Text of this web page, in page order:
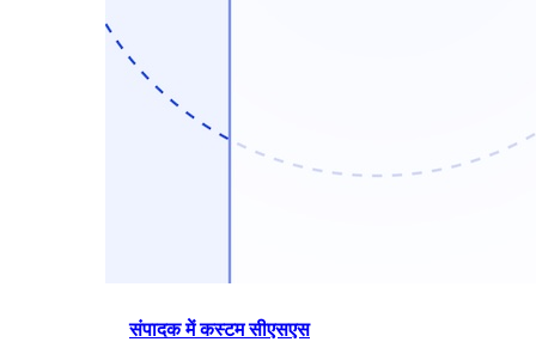
संपादक में कस्टम सीएसएस